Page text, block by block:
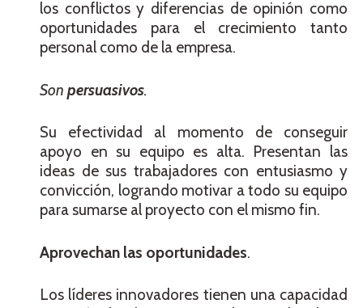
los conflictos y diferencias de opinión como
oportunidades para el crecimiento tanto
personal como de la empresa.
Son persuasivos.
Su efectividad al momento de conseguir
apoyo en su equipo es alta. Presentan las
ideas de sus trabajadores con entusiasmo y
convicción, logrando motivar a todo su equipo
para sumarse al proyecto con el mismo fin.
Aprovechan las oportunidades.
Los líderes innovadores tienen una capacidad